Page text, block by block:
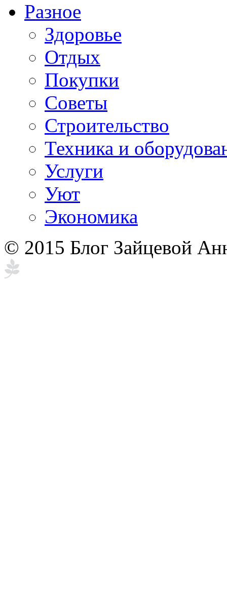
Разное
Здоровье
Отдых
Покупки
Советы
Строительство
Техника и
Услуги
Уют
Экономика
© 2015 Блог Зайцевой